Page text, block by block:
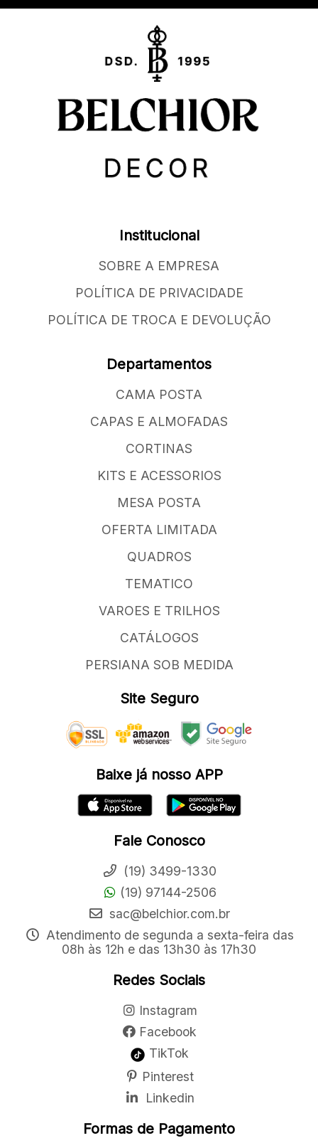
Institucional
SOBRE A EMPRESA
POLÍTICA DE PRIVACIDADE
POLÍTICA DE TROCA E DEVOLUÇÃO
Departamentos
CAMA POSTA
CAPAS E ALMOFADAS
CORTINAS
KITS E ACESSORIOS
MESA POSTA
OFERTA LIMITADA
QUADROS
TEMATICO
VAROES E TRILHOS
CATÁLOGOS
PERSIANA SOB MEDIDA
Site Seguro
Baixe já nosso APP
Fale Conosco
(19) 3499-1330
(19) 97144-2506
sac@belchior.com.br
Atendimento de segunda a sexta-feira das
08h às 12h e das 13h30 às 17h30
Redes Sociais
Instagram
Facebook
TikTok
Pinterest
Linkedin
Formas de Pagamento